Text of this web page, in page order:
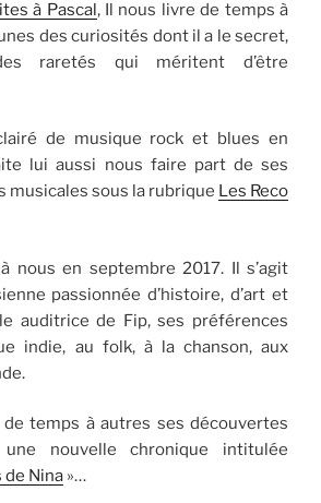
à Pascal, Il nous livre de temps à
des curiosités dont il a le secret,
raretés qui méritent d’être
de musique rock et blues en
lui aussi nous faire part de ses
musicales sous la rubrique Les Reco
nous en septembre 2017. Il s’agit
passionnée d’histoire, d’art et
auditrice de Fip, ses préférences
indie, au folk, à la chanson, aux
temps à autres ses découvertes
une nouvelle chronique intitulée
de Nina »…